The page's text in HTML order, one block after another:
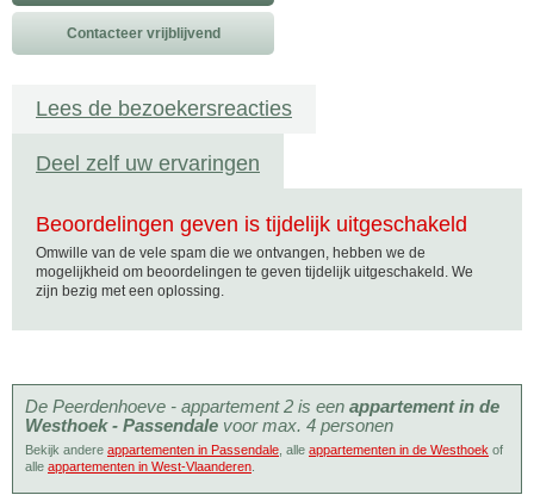
Contacteer vrijblijvend
Lees de bezoekersreacties
Deel zelf uw ervaringen
Beoordelingen geven is tijdelijk uitgeschakeld
Omwille van de vele spam die we ontvangen, hebben we de
mogelijkheid om beoordelingen te geven tijdelijk uitgeschakeld. We
zijn bezig met een oplossing.
De Peerdenhoeve - appartement 2 is een appartement in de
Westhoek - Passendale voor max. 4 personen
Bekijk andere appartementen in Passendale , alle appartementen in de Westhoek of
alle appartementen in West-Vlaanderen